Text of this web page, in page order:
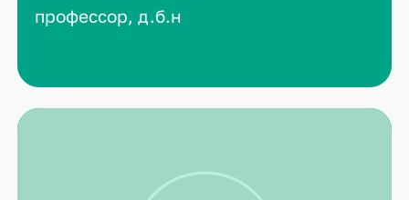
профессор, д.б.н